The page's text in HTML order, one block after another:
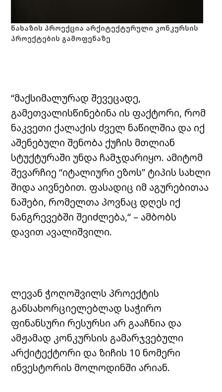
ნახაზის პროექცია არქიტექტურული კონკურსის
პროექტების გამოფენაზე
“მაქსიმალურად შევეცადე,
გამეთვალისწინებინა ის ფაქტორი, რომ
ნაკვეთი ქალაქის ძველ ნაწილშია და იქ
აშენებული შენობა ქუჩის მთლიან
სტუქტურაში უნდა ჩამჯდარიყო. ამიტომ
შევარჩიე “იტალიური ეზოს” ტიპის სახლი
შიდა აივნებით. ფასადიც იმ აგურებითაა
ნაშები, რომელთა პოვნაც დღეს იქ
ნანგრევებში შეიძლება,“ – ამბობს
დავით ავალიშვილი.
ლევან ჭოღოშვილს პროექტის
განსახორციელებლად საჭირო
ფინანსური რესურსი არ გააჩნია და
ამჟამად კონკურსის გამარჯვებული
არქიტექტორი და ზიჩის 10 ნომერი
ინვესტორის მოლოდინში არიან.